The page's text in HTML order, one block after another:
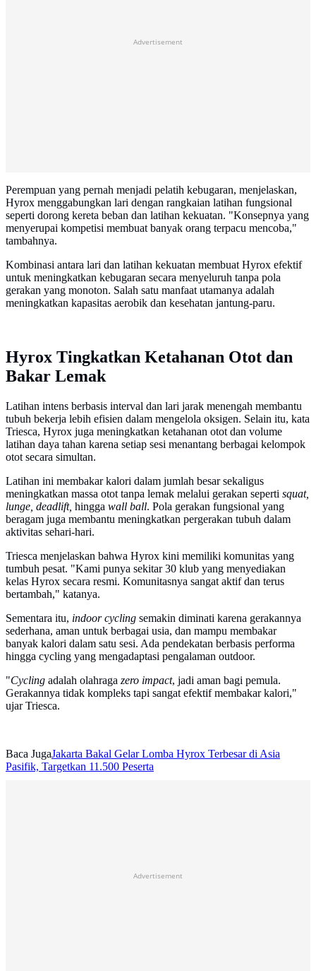
Advertisement
Perempuan yang pernah menjadi pelatih kebugaran, menjelaskan,
Hyrox menggabungkan lari dengan rangkaian latihan fungsional
seperti dorong kereta beban dan latihan kekuatan. "Konsepnya yang
menyerupai kompetisi membuat banyak orang terpacu mencoba,"
tambahnya.
Kombinasi antara lari dan latihan kekuatan membuat Hyrox efektif
untuk meningkatkan kebugaran secara menyeluruh tanpa pola
gerakan yang monoton. Salah satu manfaat utamanya adalah
meningkatkan kapasitas aerobik dan kesehatan jantung-paru.
Hyrox Tingkatkan Ketahanan Otot dan
Bakar Lemak
Latihan intens berbasis interval dan lari jarak menengah membantu
tubuh bekerja lebih efisien dalam mengelola oksigen. Selain itu, kata
Triesca, Hyrox juga meningkatkan ketahanan otot dan volume
latihan daya tahan karena setiap sesi menantang berbagai kelompok
otot secara simultan.
Latihan ini membakar kalori dalam jumlah besar sekaligus
meningkatkan massa otot tanpa lemak melalui gerakan seperti squat,
lunge, deadlift, hingga wall ball. Pola gerakan fungsional yang
beragam juga membantu meningkatkan pergerakan tubuh dalam
aktivitas sehari-hari.
Triesca menjelaskan bahwa Hyrox kini memiliki komunitas yang
tumbuh pesat. "Kami punya sekitar 30 klub yang menyediakan
kelas Hyrox secara resmi. Komunitasnya sangat aktif dan terus
bertambah," katanya.
Sementara itu, indoor cycling semakin diminati karena gerakannya
sederhana, aman untuk berbagai usia, dan mampu membakar
banyak kalori dalam satu sesi. Ada pendekatan berbasis performa
hingga cycling yang mengadaptasi pengalaman outdoor.
"Cycling adalah olahraga zero impact, jadi aman bagi pemula.
Gerakannya tidak kompleks tapi sangat efektif membakar kalori,"
ujar Triesca.
Baca JugaJakarta Bakal Gelar Lomba Hyrox Terbesar di Asia
Pasifik, Targetkan 11.500 Peserta
Advertisement